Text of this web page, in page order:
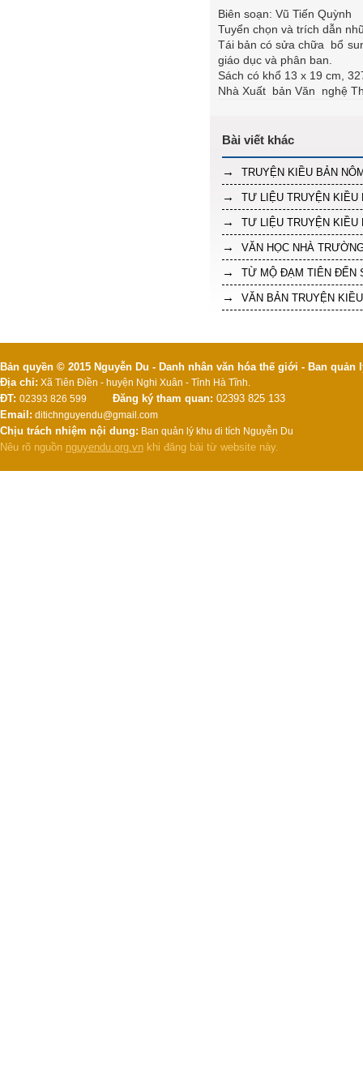
Biên soạn: Vũ Tiến Quỳnh
Tuyển chọn và trích dẫn
Tái bản có sửa chữa bổ
giáo dục và phân ban.
Sách có khổ 13 x 19 cm,
Nhà Xuất bản Văn nghệ
TRUYỆN KIỀU BẢN
TƯ LIỆU TRUYỆN KIỀU
TƯ LIỆU TRUYỆN KIỀU
VĂN HỌC NHÀ
TỪ MỘ ĐẠM TIÊN ĐẾN
VĂN BẢN TRUYỆN
Bản quyền © 2015 Nguyễn Du - Danh nhân văn hóa thế giới - Ban
Địa chỉ: Xã Tiên Điền - huyện Nghi Xuân - Tỉnh Hà Tĩnh.
ĐT: 02393 826 599 Đăng ký tham quan: 02393 825 133
Email: ditichnguyendu@gmail.com
Chịu trách nhiệm nội dung: Ban quản lý khu di tích Nguyễn Du
Nêu rõ nguồn nguyendu.org.vn khi đăng bài từ website này.